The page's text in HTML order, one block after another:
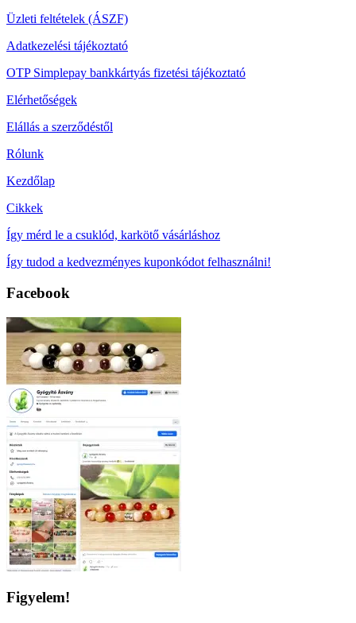
Üzleti feltételek (ÁSZF)
Adatkezelési tájékoztató
OTP Simplepay bankkártyás fizetési tájékoztató
Elérhetőségek
Elállás a szerződéstől
Rólunk
Kezdőlap
Cikkek
Így mérd le a csuklód, karkötő vásárláshoz
Így tudod a kedvezményes kuponkódot felhasználni!
Facebook
Figyelem!